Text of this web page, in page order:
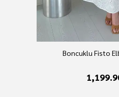
Boncuklu Fisto